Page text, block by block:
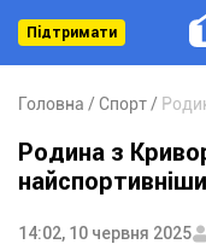
Підтримати
Головна Спорт
Родина з
14:02, 10 червня 2025